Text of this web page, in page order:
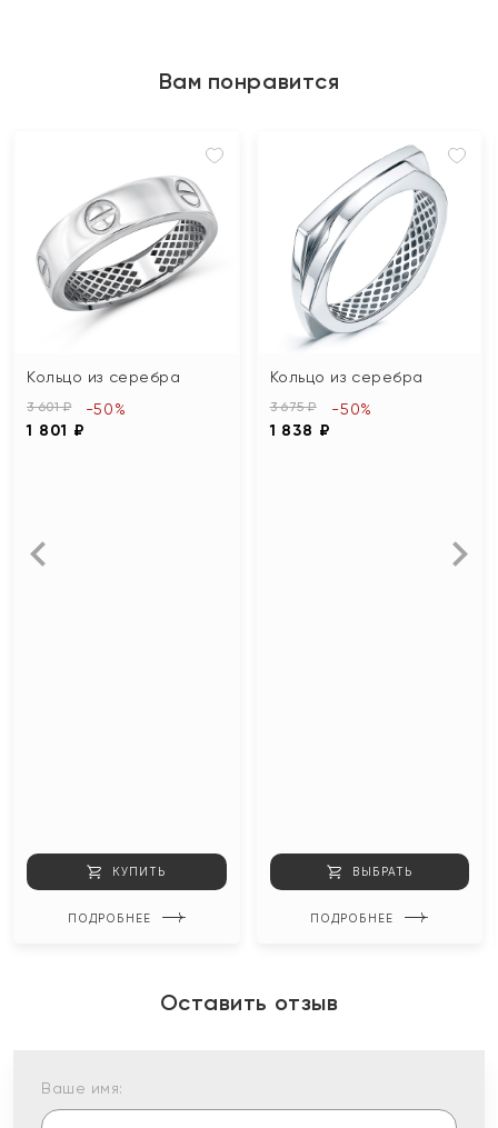
Вам понравится
Кольцо из серебра
3 601 ₽
1 801 ₽
-50%
КУПИТЬ
ПОДРОБНЕЕ
Кольцо из серебра
3 675 ₽
1 838 ₽
-50%
ВЫБРАТЬ
ПОДРОБНЕЕ
Оставить отзыв
Ваше имя: